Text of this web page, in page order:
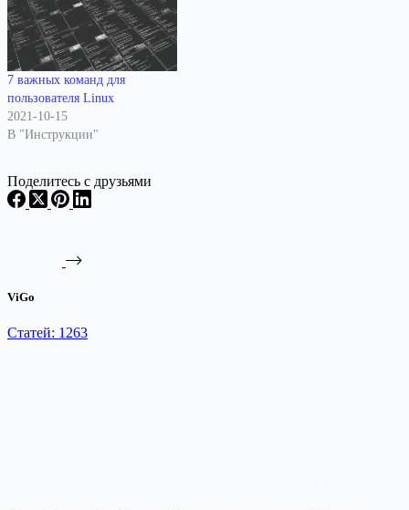
7 важных команд для
пользователя Linux
2021-10-15
В "Инструкции"
Поделитесь с друзьями
ViGo
Статей: 1263